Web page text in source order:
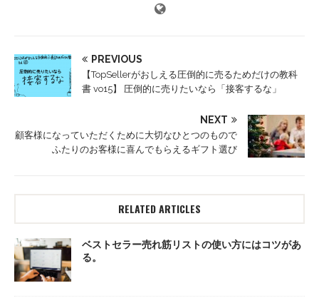
PREVIOUS
【TopSellerがおしえる圧倒的に売るためだけの教科
書 vo15】 圧倒的に売りたいなら「接客するな」
NEXT
顧客様になっていただくために大切なひとつのもので
ふたりのお客様に喜んでもらえるギフト選び
RELATED ARTICLES
ベストセラー売れ筋リストの使い方にはコツがあ
る。